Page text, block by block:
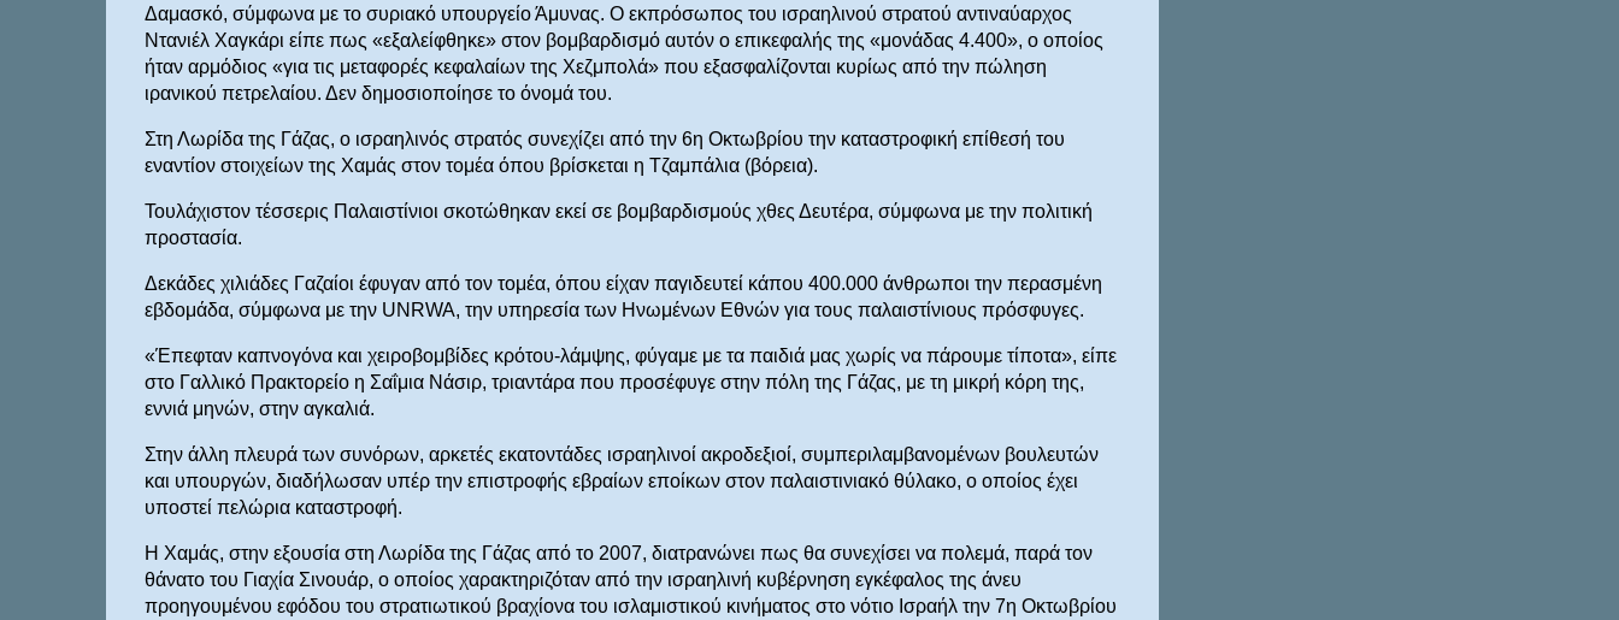
Δαμασκό, σύμφωνα με το συριακό υπουργείο Άμυνας. Ο εκπρόσωπος του ισραηλινού στρατού αντιναύαρχος
Ντανιέλ Χαγκάρι είπε πως «εξαλείφθηκε» στον βομβαρδισμό αυτόν ο επικεφαλής της «μονάδας 4.400», ο οποίος
ήταν αρμόδιος «για τις μεταφορές κεφαλαίων της Χεζμπολά» που εξασφαλίζονται κυρίως από την πώληση
ιρανικού πετρελαίου. Δεν δημοσιοποίησε το όνομά του.
Στη Λωρίδα της Γάζας, ο ισραηλινός στρατός συνεχίζει από την 6η Οκτωβρίου την καταστροφική επίθεσή του
εναντίον στοιχείων της Χαμάς στον τομέα όπου βρίσκεται η Τζαμπάλια (βόρεια).
Τουλάχιστον τέσσερις Παλαιστίνιοι σκοτώθηκαν εκεί σε βομβαρδισμούς χθες Δευτέρα, σύμφωνα με την πολιτική
προστασία.
Δεκάδες χιλιάδες Γαζαίοι έφυγαν από τον τομέα, όπου είχαν παγιδευτεί κάπου 400.000 άνθρωποι την περασμένη
εβδομάδα, σύμφωνα με την UNRWA, την υπηρεσία των Ηνωμένων Εθνών για τους παλαιστίνιους πρόσφυγες.
«Έπεφταν καπνογόνα και χειροβομβίδες κρότου-λάμψης, φύγαμε με τα παιδιά μας χωρίς να πάρουμε τίποτα», είπε
στο Γαλλικό Πρακτορείο η Σαΐμια Νάσιρ, τριαντάρα που προσέφυγε στην πόλη της Γάζας, με τη μικρή κόρη της,
εννιά μηνών, στην αγκαλιά.
Στην άλλη πλευρά των συνόρων, αρκετές εκατοντάδες ισραηλινοί ακροδεξιοί, συμπεριλαμβανομένων βουλευτών
και υπουργών, διαδήλωσαν υπέρ την επιστροφής εβραίων εποίκων στον παλαιστινιακό θύλακο, ο οποίος έχει
υποστεί πελώρια καταστροφή.
Η Χαμάς, στην εξουσία στη Λωρίδα της Γάζας από το 2007, διατρανώνει πως θα συνεχίσει να πολεμά, παρά τον
θάνατο του Γιαχία Σινουάρ, ο οποίος χαρακτηριζόταν από την ισραηλινή κυβέρνηση εγκέφαλος της άνευ
προηγουμένου εφόδου του στρατιωτικού βραχίονα του ισλαμιστικού κινήματος στο νότιο Ισραήλ την 7η Οκτωβρίου